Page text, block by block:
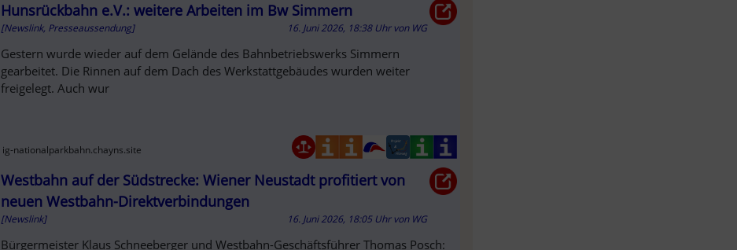
Hunsrückbahn e.V.: weitere Arbeiten im Bw Simmern
[Newslink, Presseaussendung] 16. Juni 2026, 18:38 Uhr von WG
Gestern wurde wieder auf dem Gelände des Bahnbetriebswerks Simmern
gearbeitet. Die Rinnen auf dem Dach des Werkstattgebäudes wurden weiter
freigelegt. Auch wur
ig-nationalparkbahn.chayns.site
Westbahn auf der Südstrecke: Wiener Neustadt profitiert von
neuen Westbahn-Direktverbindungen
[Newslink] 16. Juni 2026, 18:05 Uhr von WG
Bürgermeister Klaus Schneeberger und Westbahn-Geschäftsführer Thomas Posch: